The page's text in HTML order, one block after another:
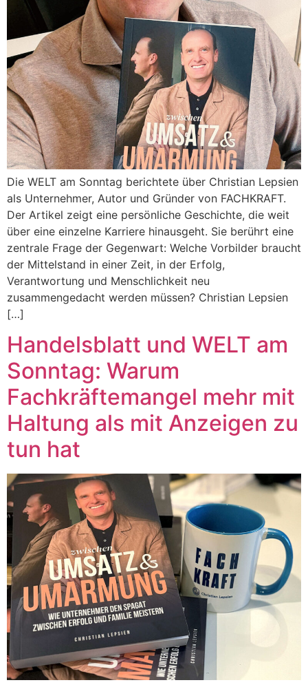
Die WELT am Sonntag berichtete über Christian Lepsien
als Unternehmer, Autor und Gründer von FACHKRAFT.
Der Artikel zeigt eine persönliche Geschichte, die weit
über eine einzelne Karriere hinausgeht. Sie berührt eine
zentrale Frage der Gegenwart: Welche Vorbilder braucht
der Mittelstand in einer Zeit, in der Erfolg,
Verantwortung und Menschlichkeit neu
zusammengedacht werden müssen? Christian Lepsien
[…]
Handelsblatt und WELT am
Sonntag: Warum
Fachkräftemangel mehr mit
Haltung als mit Anzeigen zu
tun hat